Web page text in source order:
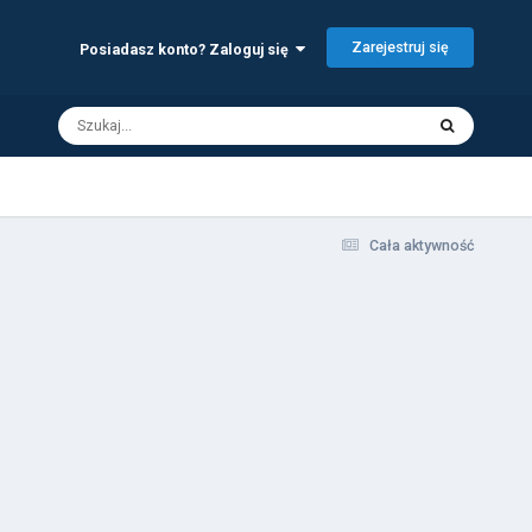
Posiadasz konto? Zaloguj się Zarejestruj się
Cała aktywność